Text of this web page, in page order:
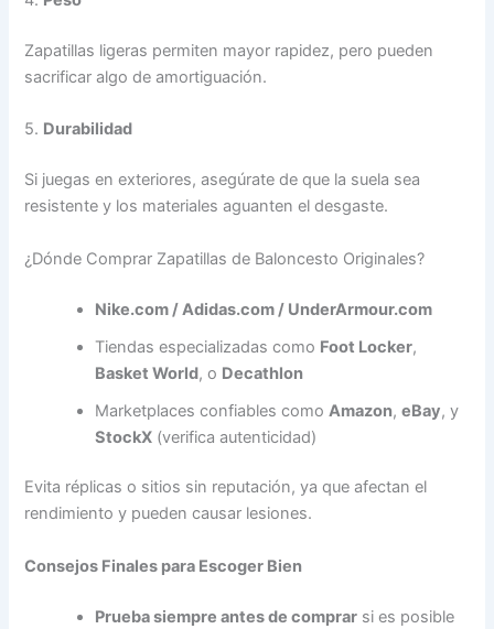
Zapatillas ligeras permiten mayor rapidez, pero pueden
sacrificar algo de amortiguación.
5. Durabilidad
Si juegas en exteriores, asegúrate de que la suela sea
resistente y los materiales aguanten el desgaste.
¿Dónde Comprar Zapatillas de Baloncesto Originales?
Nike.com / Adidas.com / UnderArmour.com
Tiendas especializadas como Foot Locker,
Basket World, o Decathlon
Marketplaces confiables como Amazon,eBay, y
StockX (verifica autenticidad)
Evita réplicas o sitios sin reputación, ya que afectan el
rendimiento y pueden causar lesiones.
Consejos Finales para Escoger Bien
Prueba siempre antes de comprar si es posible